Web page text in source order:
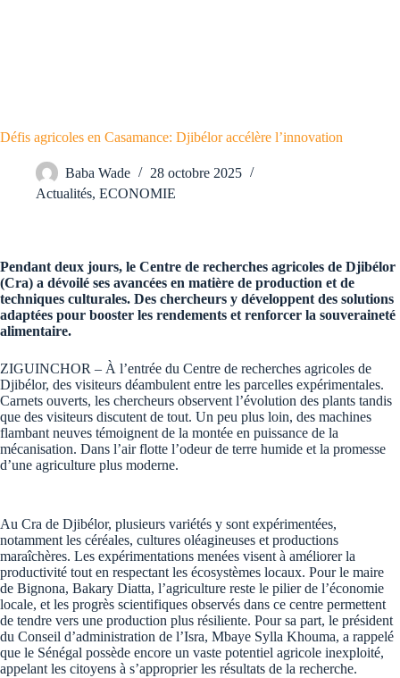
Défis agricoles en Casamance: Djibélor accélère l’innovation
Baba Wade
28 octobre 2025
Actualités, ECONOMIE
Pendant deux jours, le Centre de recherches agricoles de Djibélor
(Cra) a dévoilé ses avancées en matière de production et de
techniques culturales. Des chercheurs y développent des solutions
adaptées pour booster les rendements et renforcer la souveraineté
alimentaire.
ZIGUINCHOR – À l’entrée du Centre de recherches agricoles de
Djibélor, des visiteurs déambulent entre les parcelles expérimentales.
Carnets ouverts, les chercheurs observent l’évolution des plants tandis
que des visiteurs discutent de tout. Un peu plus loin, des machines
flambant neuves témoignent de la montée en puissance de la
mécanisation. Dans l’air flotte l’odeur de terre humide et la promesse
d’une agriculture plus moderne.
Au Cra de Djibélor, plusieurs variétés y sont expérimentées,
notamment les céréales, cultures oléagineuses et productions
maraîchères. Les expérimentations menées visent à améliorer la
productivité tout en respectant les écosystèmes locaux. Pour le maire
de Bignona, Bakary Diatta, l’agriculture reste le pilier de l’économie
locale, et les progrès scientifiques observés dans ce centre permettent
de tendre vers une production plus résiliente. Pour sa part, le président
du Conseil d’administration de l’Isra, Mbaye Sylla Khouma, a rappelé
que le Sénégal possède encore un vaste potentiel agricole inexploité,
appelant les citoyens à s’approprier les résultats de la recherche.